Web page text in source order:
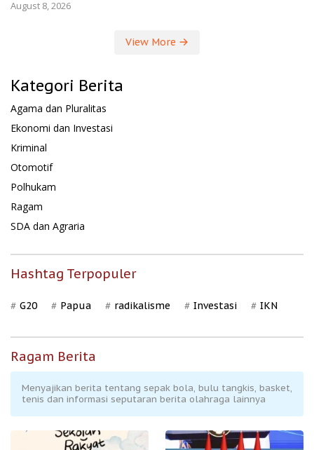
August 8, 2026
View More
Kategori Berita
Agama dan Pluralitas
Ekonomi dan Investasi
Kriminal
Otomotif
Polhukam
Ragam
SDA dan Agraria
Hashtag Terpopuler
G20 Papua radikalisme Investasi IKN
Ragam Berita
Menyajikan berita tentang sepak bola, bulu tangkis, basket,
tenis dan informasi seputaran berita olahraga lainnya